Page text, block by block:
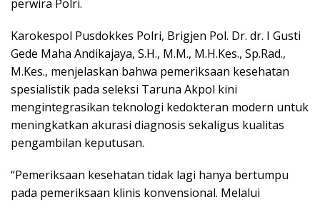
perwira Polri.
Karokespol Pusdokkes Polri, Brigjen Pol. Dr. dr. I Gusti
Gede Maha Andikajaya, S.H., M.M., M.H.Kes., Sp.Rad.,
M.Kes., menjelaskan bahwa pemeriksaan kesehatan
spesialistik pada seleksi Taruna Akpol kini
mengintegrasikan teknologi kedokteran modern untuk
meningkatkan akurasi diagnosis sekaligus kualitas
pengambilan keputusan.
“Pemeriksaan kesehatan tidak lagi hanya bertumpu
pada pemeriksaan klinis konvensional. Melalui